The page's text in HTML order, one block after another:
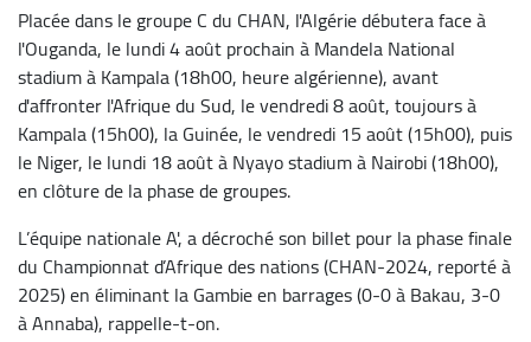
Placée dans le groupe C du CHAN, l'Algérie débutera face à
l'Ouganda, le lundi 4 août prochain à Mandela National
stadium à Kampala (18h00, heure algérienne), avant
d'affronter l'Afrique du Sud, le vendredi 8 août, toujours à
Kampala (15h00), la Guinée, le vendredi 15 août (15h00), puis
le Niger, le lundi 18 août à Nyayo stadium à Nairobi (18h00),
en clôture de la phase de groupes.
L’équipe nationale A', a décroché son billet pour la phase finale
du Championnat d’Afrique des nations (CHAN-2024, reporté à
2025) en éliminant la Gambie en barrages (0-0 à Bakau, 3-0
à Annaba), rappelle-t-on.